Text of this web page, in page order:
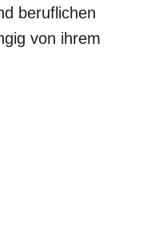
beruflichen
von ihrem